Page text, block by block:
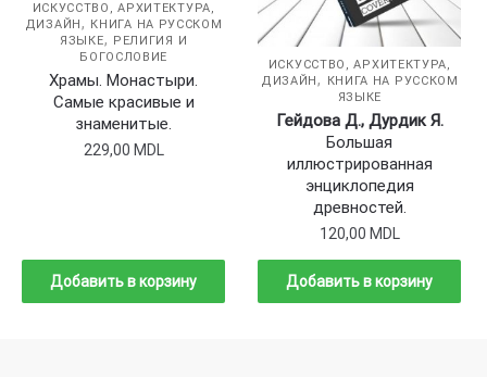
ИСКУССТВО, АРХИТЕКТУРА,
ДИЗАЙН, КНИГА НА РУССКОМ
ЯЗЫКЕ, РЕЛИГИЯ И
БОГОСЛОВИЕ
Храмы. Монастыри.
Самые красивые и
знаменитые.
229,00 MDL
Добавить в корзину
ИСКУССТВО, АРХИТЕКТУРА,
ДИЗАЙН,
КНИГА НА РУССКОМ
ЯЗЫКЕ
Гейдова Д., Дурдик Я.
Большая
иллюстрированная
энциклопедия
древностей.
120,00 MDL
Добавить в корзину